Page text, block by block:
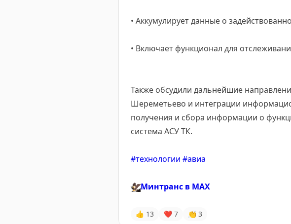
• Аккумулирует данные о
• Включает функционал для
Также обсудили дальнейшие
Шереметьево и интеграции
получения и сбора информации о
система АСУ ТК.
#технологии #авиа
🦅Минтранс в MAX
👍 13 ❤ 7 👏 3